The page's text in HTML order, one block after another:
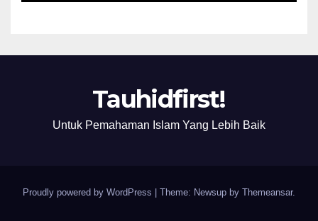
Tauhidfirst!
Untuk Pemahaman Islam Yang Lebih Baik
Proudly powered by WordPress Theme: Newsup by Themeansar.